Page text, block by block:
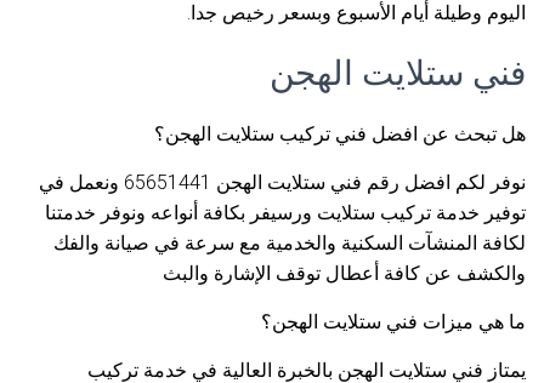
اليوم وطيلة أيام الأسبوع وبسعر رخيص جدا.
فني ستلايت الهجن
هل تبحث عن افضل فني تركيب ستلايت الهجن؟
نوفر لكم افضل رقم فني ستلايت الهجن 65651441 ونعمل في
توفير خدمة تركيب ستلايت ورسيفر بكافة أنواعه ونوفر خدمتنا
لكافة المنشآت السكنية والخدمية مع سرعة في صيانة والفك
والكشف عن كافة أعطال توقف الإشارة والبث
ما هي ميزات فني ستلايت الهجن؟
يمتاز فني ستلايت الهجن بالخبرة العالية في خدمة تركيب